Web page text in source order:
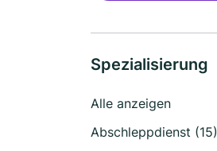
Spezialisierung
Alle anzeigen
Abschleppdienst (15)